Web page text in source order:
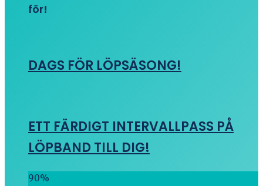
för!
DAGS FÖR LÖPSÄSONG!
ETT FÄRDIGT INTERVALLPASS PÅ
LÖPBAND TILL DIG!
90%